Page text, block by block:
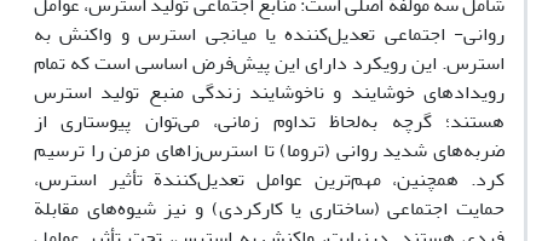
روانی- اجتماعی تعدیل‌کننده یا میانجی استرس و واکنش به
استرس. این رویکرد دارای این پیش‌فرض اساسی است که تمام
رویدادهای خوشایند و ناخوشایند زندگی منبع تولید استرس
هستند؛ گرچه به‌لحاظ تداوم زمانی، می‌توان پیوستاری از
ضربه‌های شدید روانی (تروما) تا استرس‌زاهای مزمن را ترسیم
کرد. همچنین، مهم‌ترین عوامل تعدیل‌کنندة تأثیر استرس،‌
حمایت اجتماعی (ساختاری یا کارکردی) و نیز شیوه‌های مقابلة